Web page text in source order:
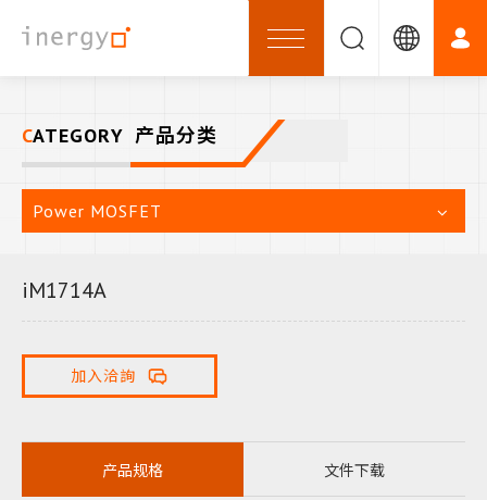
CATEGORY 产品分类
Power MOSFET
iM1714A
加入洽詢
产品规格 文件下载